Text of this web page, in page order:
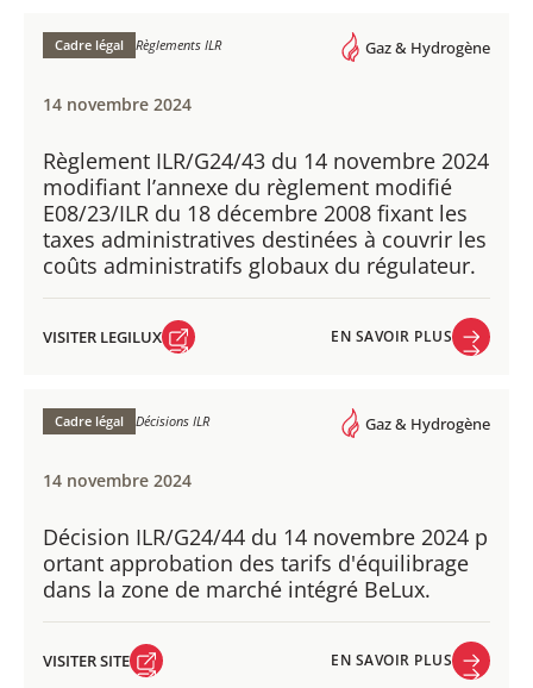
Cadre légal Règlements ILR Gaz & Hydrogène
14 novembre 2024
Règlement ILR/G24/43 du 14 novembre 2024 ​
modifiant l’annexe du règlement modifié
E08/23/ILR du 18 décembre 2008 fixant les
taxes administratives destinées à couvrir les
coûts administratifs globaux du régulateur.
VISITER LEGILUX
EN SAVOIR PLUS
Cadre légal Décisions ILR Gaz & Hydrogène
14 novembre 2024
Décision ILR/G24/44 du 14 novembre 2024 p​
ortant approbation des tarifs d'équilibrage
dans la zone de marché intégré BeLux.
VISITER SITE
EN SAVOIR PLUS